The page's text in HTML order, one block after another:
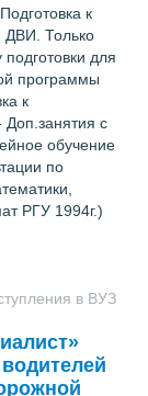
к
Только
для
программы
к
Доп.занятия с
обучение
по
РГУ 1994г.)
в ВУЗ